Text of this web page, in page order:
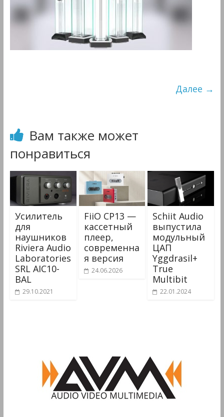
&
Мультимедиа
Далее →
Вам также может
понравиться
Усилитель
для
наушников
Riviera Audio
Laboratories
SRL AIC10-
BAL
29.10.2021
FiiO CP13 —
кассетный
плеер,
современна
я версия
24.06.2026
Schiit Audio
выпустила
модульный
ЦАП
Yggdrasil+
True
Multibit
22.01.2024